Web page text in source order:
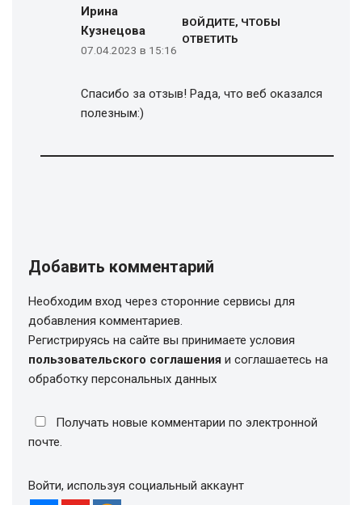
Ирина
Кузнецова
07.04.2023 в 15:16
ВОЙДИТЕ, ЧТОБЫ
ОТВЕТИТЬ
Спасибо за отзыв! Рада, что веб оказался
полезным:)
Добавить комментарий
Необходим вход через сторонние сервисы для
добавления комментариев.
Регистрируясь на сайте вы принимаете условия
пользовательского соглашения и соглашаетесь на
обработку персональных данных
Получать новые комментарии по электронной
почте.
Войти, используя социальный аккаунт